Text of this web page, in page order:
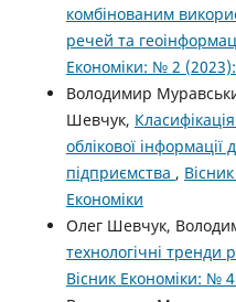
комбінованим
речей та
Економіки: № 2
Володимир
Шевчук,
облікової інформації
підприємства ,
Економіки
Олег Шевчук,
технологічні тренди
Вісник Економіки: №